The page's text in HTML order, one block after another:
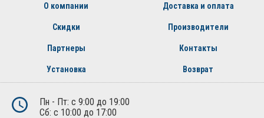
О компании Доставка и оплата
Скидки Производители
Партнеры Контакты
Установка Возврат
Пн - Пт: с 9:00 до 19:00
Сб: с 10:00 до 17:00